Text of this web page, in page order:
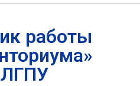
работы
ЛГПУ